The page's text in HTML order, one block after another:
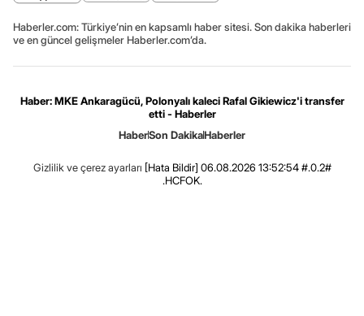
Haberler.com: Türkiye’nin en kapsamlı haber sitesi. Son dakika haberleri
ve en güncel gelişmeler Haberler.com’da.
Haber: MKE Ankaragücü, Polonyalı kaleci Rafal Gikiewicz'i transfer
etti - Haberler
HaberSon DakikaHaberler
Gizlilik ve çerez ayarları [Hata Bildir] 06.08.2026 13:52:54 #.0.2#
.HCFOK.